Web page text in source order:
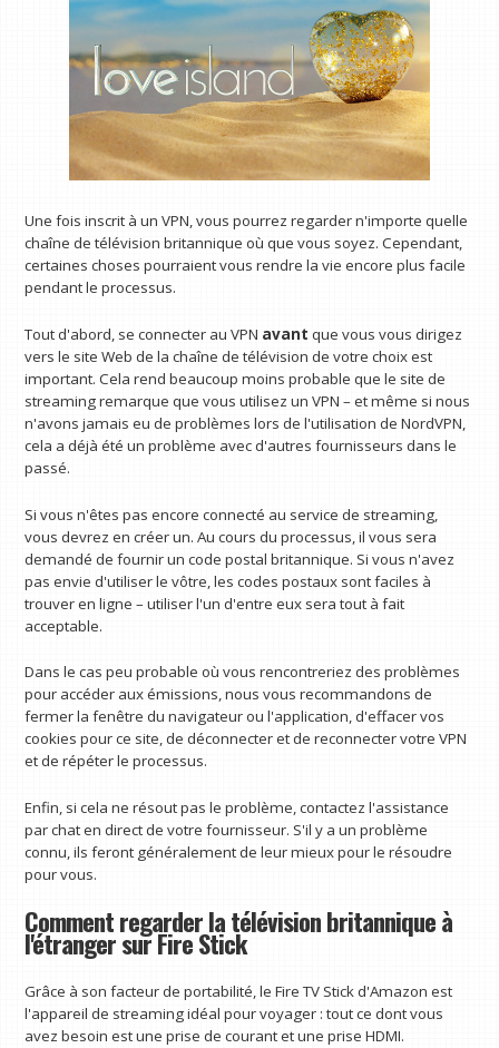
Une fois inscrit à un VPN, vous pourrez regarder n'importe quelle
chaîne de télévision britannique où que vous soyez. Cependant,
certaines choses pourraient vous rendre la vie encore plus facile
pendant le processus.
Tout d'abord, se connecter au VPN avantque vous vous dirigez
vers le site Web de la chaîne de télévision de votre choix est
important. Cela rend beaucoup moins probable que le site de
streaming remarque que vous utilisez un VPN – et même si nous
n'avons jamais eu de problèmes lors de l'utilisation de NordVPN,
cela a déjà été un problème avec d'autres fournisseurs dans le
passé.
Si vous n'êtes pas encore connecté au service de streaming,
vous devrez en créer un. Au cours du processus, il vous sera
demandé de fournir un code postal britannique. Si vous n'avez
pas envie d'utiliser le vôtre, les codes postaux sont faciles à
trouver en ligne – utiliser l'un d'entre eux sera tout à fait
acceptable.
Dans le cas peu probable où vous rencontreriez des problèmes
pour accéder aux émissions, nous vous recommandons de
fermer la fenêtre du navigateur ou l'application, d'effacer vos
cookies pour ce site, de déconnecter et de reconnecter votre VPN
et de répéter le processus.
Enfin, si cela ne résout pas le problème, contactez l'assistance
par chat en direct de votre fournisseur. S'il y a un problème
connu, ils feront généralement de leur mieux pour le résoudre
pour vous.
Comment regarder la télévision britannique à
l'étranger sur Fire Stick
Grâce à son facteur de portabilité, le Fire TV Stick d'Amazon est
l'appareil de streaming idéal pour voyager : tout ce dont vous
avez besoin est une prise de courant et une prise HDMI.